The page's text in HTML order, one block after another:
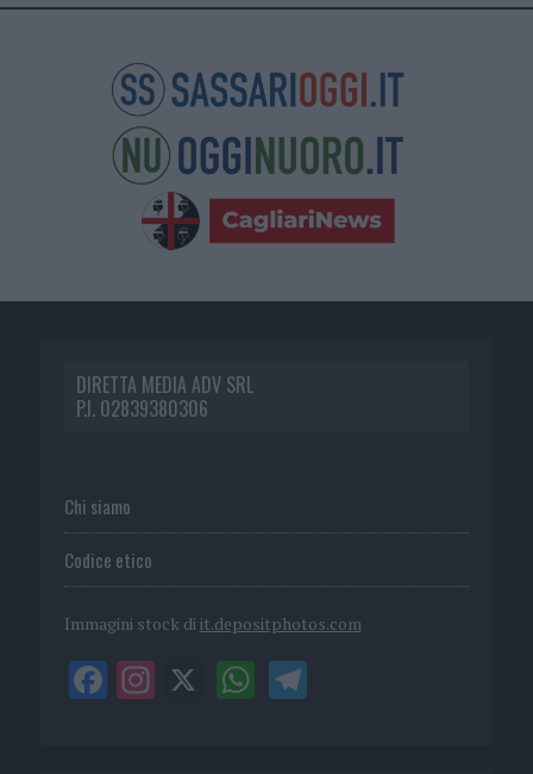
DIRETTA MEDIA ADV SRL
P.I. 02839380306
Chi siamo
Codice etico
Immagini stock di it.depositphotos.com